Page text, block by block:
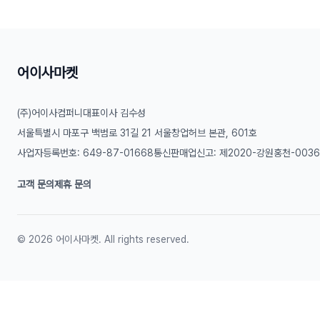
어이사마켓
(주)어이사컴퍼니 대표이사 김수성
서울특별시 마포구 백범로 31길 21 서울창업허브 본관, 601호
사업자등록번호: 649-87-01668통신판매업신고: 제2020-강원홍천-
고객 문의제휴 문의
© 2026 어이사마켓. All rights reserved.